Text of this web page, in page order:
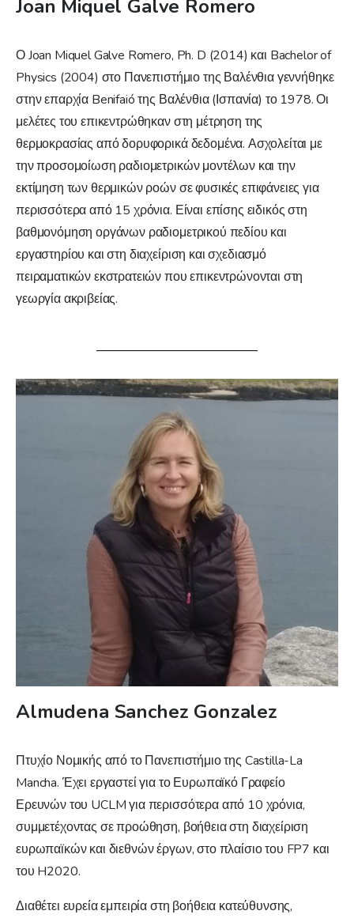
Joan Miquel Galve Romero
Ο Joan Miquel Galve Romero, Ph. D (2014) και Bachelor of
Physics (2004) στο Πανεπιστήμιο της Βαλένθια γεννήθηκε
στην επαρχία Benifaió της Βαλένθια (Ισπανία) το 1978. Οι
μελέτες του επικεντρώθηκαν στη μέτρηση της
θερμοκρασίας από δορυφορικά δεδομένα. Ασχολείται με
την προσομοίωση ραδιομετρικών μοντέλων και την
εκτίμηση των θερμικών ροών σε φυσικές επιφάνειες για
περισσότερα από 15 χρόνια. Είναι επίσης ειδικός στη
βαθμονόμηση οργάνων ραδιομετρικού πεδίου και
εργαστηρίου και στη διαχείριση και σχεδιασμό
πειραματικών εκστρατειών που επικεντρώνονται στη
γεωργία ακριβείας.
Almudena Sanchez Gonzalez
Πτυχίο Νομικής από το Πανεπιστήμιο της Castilla-La
Mancha. Έχει εργαστεί για το Ευρωπαϊκό Γραφείο
Ερευνών του UCLM για περισσότερα από 10 χρόνια,
συμμετέχοντας σε προώθηση, βοήθεια στη διαχείριση
ευρωπαϊκών και διεθνών έργων, στο πλαίσιο του FP7 και
του H2020.
Διαθέτει ευρεία εμπειρία στη βοήθεια κατεύθυνσης,